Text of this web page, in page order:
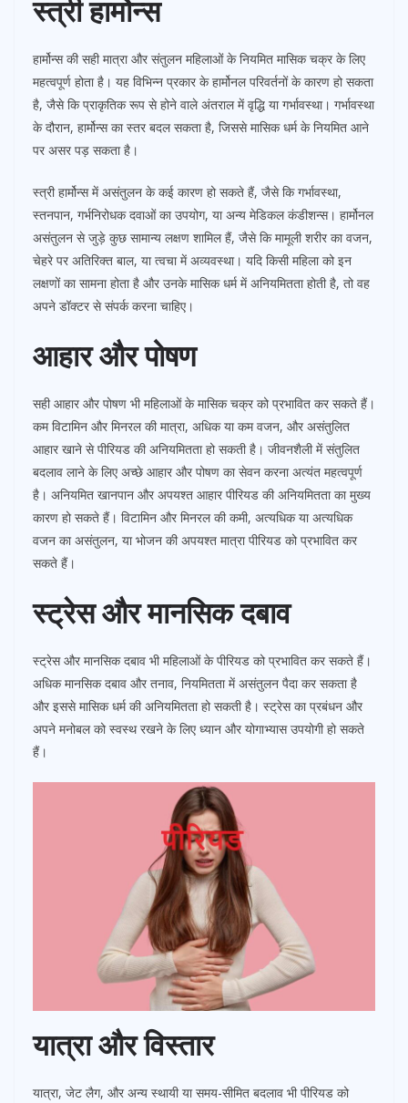
स्त्री हार्मोन्स
हार्मोन्स की सही मात्रा और संतुलन महिलाओं के नियमित मासिक चक्र के लिए
महत्वपूर्ण होता है। यह विभिन्न प्रकार के हार्मोनल परिवर्तनों के कारण हो सकता
है, जैसे कि प्राकृतिक रूप से होने वाले अंतराल में वृद्धि या गर्भावस्था। गर्भावस्था
के दौरान, हार्मोन्स का स्तर बदल सकता है, जिससे मासिक धर्म के नियमित आने
पर असर पड़ सकता है।
स्त्री हार्मोन्स में असंतुलन के कई कारण हो सकते हैं, जैसे कि गर्भावस्था,
स्तनपान, गर्भनिरोधक दवाओं का उपयोग, या अन्य मेडिकल कंडीशन्स। हार्मोनल
असंतुलन से जुड़े कुछ सामान्य लक्षण शामिल हैं, जैसे कि मामूली शरीर का वजन,
चेहरे पर अतिरिक्त बाल, या त्वचा में अव्यवस्था। यदि किसी महिला को इन
लक्षणों का सामना होता है और उनके मासिक धर्म में अनियमितता होती है, तो वह
अपने डॉक्टर से संपर्क करना चाहिए।
आहार और पोषण
सही आहार और पोषण भी महिलाओं के मासिक चक्र को प्रभावित कर सकते हैं।
कम विटामिन और मिनरल की मात्रा, अधिक या कम वजन, और असंतुलित
आहार खाने से पीरियड की अनियमितता हो सकती है। जीवनशैली में संतुलित
बदलाव लाने के लिए अच्छे आहार और पोषण का सेवन करना अत्यंत महत्वपूर्ण
है। अनियमित खानपान और अपयश्त आहार पीरियड की अनियमितता का मुख्य
कारण हो सकते हैं। विटामिन और मिनरल की कमी, अत्यधिक या अत्यधिक
वजन का असंतुलन, या भोजन की अपयश्त मात्रा पीरियड को प्रभावित कर
सकते हैं।
स्ट्रेस और मानसिक दबाव
स्ट्रेस और मानसिक दबाव भी महिलाओं के पीरियड को प्रभावित कर सकते हैं।
अधिक मानसिक दबाव और तनाव, नियमितता में असंतुलन पैदा कर सकता है
और इससे मासिक धर्म की अनियमितता हो सकती है। स्ट्रेस का प्रबंधन और
अपने मनोबल को स्वस्थ रखने के लिए ध्यान और योगाभ्यास उपयोगी हो सकते
हैं।
यात्रा और विस्तार
यात्रा, जेट लैग, और अन्य स्थायी या समय-सीमित बदलाव भी पीरियड को